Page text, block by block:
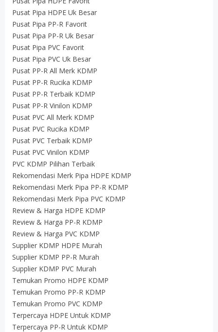
Pusat Pipa HDPE Uk Besar
Pusat Pipa PP-R Favorit
Pusat Pipa PP-R Uk Besar
Pusat Pipa PVC Favorit
Pusat Pipa PVC Uk Besar
Pusat PP-R All Merk KDMP
Pusat PP-R Rucika KDMP
Pusat PP-R Terbaik KDMP
Pusat PP-R Vinilon KDMP
Pusat PVC All Merk KDMP
Pusat PVC Rucika KDMP
Pusat PVC Terbaik KDMP
Pusat PVC Vinilon KDMP
PVC KDMP Pilihan Terbaik
Rekomendasi Merk Pipa HDPE KDMP
Rekomendasi Merk Pipa PP-R KDMP
Rekomendasi Merk Pipa PVC KDMP
Review & Harga HDPE KDMP
Review & Harga PP-R KDMP
Review & Harga PVC KDMP
Supplier KDMP HDPE Murah
Supplier KDMP PP-R Murah
Supplier KDMP PVC Murah
Temukan Promo HDPE KDMP
Temukan Promo PP-R KDMP
Temukan Promo PVC KDMP
Terpercaya HDPE Untuk KDMP
Terpercaya PP-R Untuk KDMP